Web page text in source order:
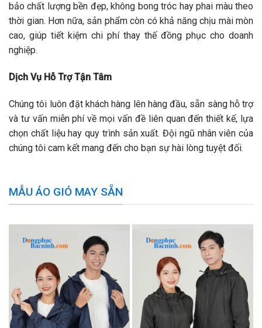
bảo chất lượng bền đẹp, không bong tróc hay phai màu theo
thời gian. Hơn nữa, sản phẩm còn có khả năng chịu mài mòn
cao, giúp tiết kiệm chi phí thay thế đồng phục cho doanh
nghiệp.
Dịch Vụ Hỗ Trợ Tận Tâm
Chúng tôi luôn đặt khách hàng lên hàng đầu, sẵn sàng hỗ trợ
và tư vấn miễn phí về mọi vấn đề liên quan đến thiết kế, lựa
chọn chất liệu hay quy trình sản xuất. Đội ngũ nhân viên của
chúng tôi cam kết mang đến cho bạn sự hài lòng tuyệt đối.
MẪU ÁO GIÓ MAY SẴN